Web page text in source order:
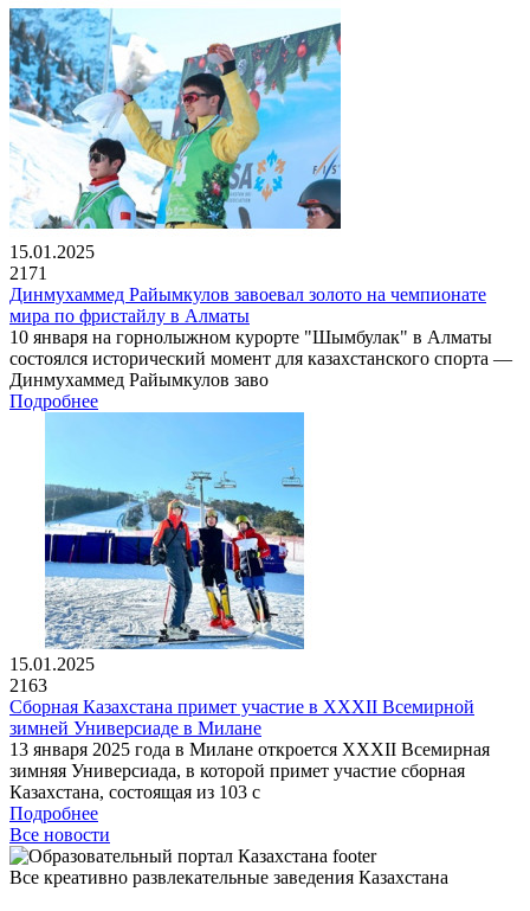
15.01.2025
2171
Динмухаммед Райымкулов завоевал золото на чемпионате
мира по фристайлу в Алматы
10 января на горнолыжном курорте "Шымбулак" в Алматы
состоялся исторический момент для казахстанского спорта —
Динмухаммед Райымкулов заво
Подробнее
15.01.2025
2163
Сборная Казахстана примет участие в XXXII Всемирной
зимней Универсиаде в Милане
13 января 2025 года в Милане откроется XXXII Всемирная
зимняя Универсиада, в которой примет участие сборная
Казахстана, состоящая из 103 с
Подробнее
Все новости
Все креативно развлекательные заведения Казахстана